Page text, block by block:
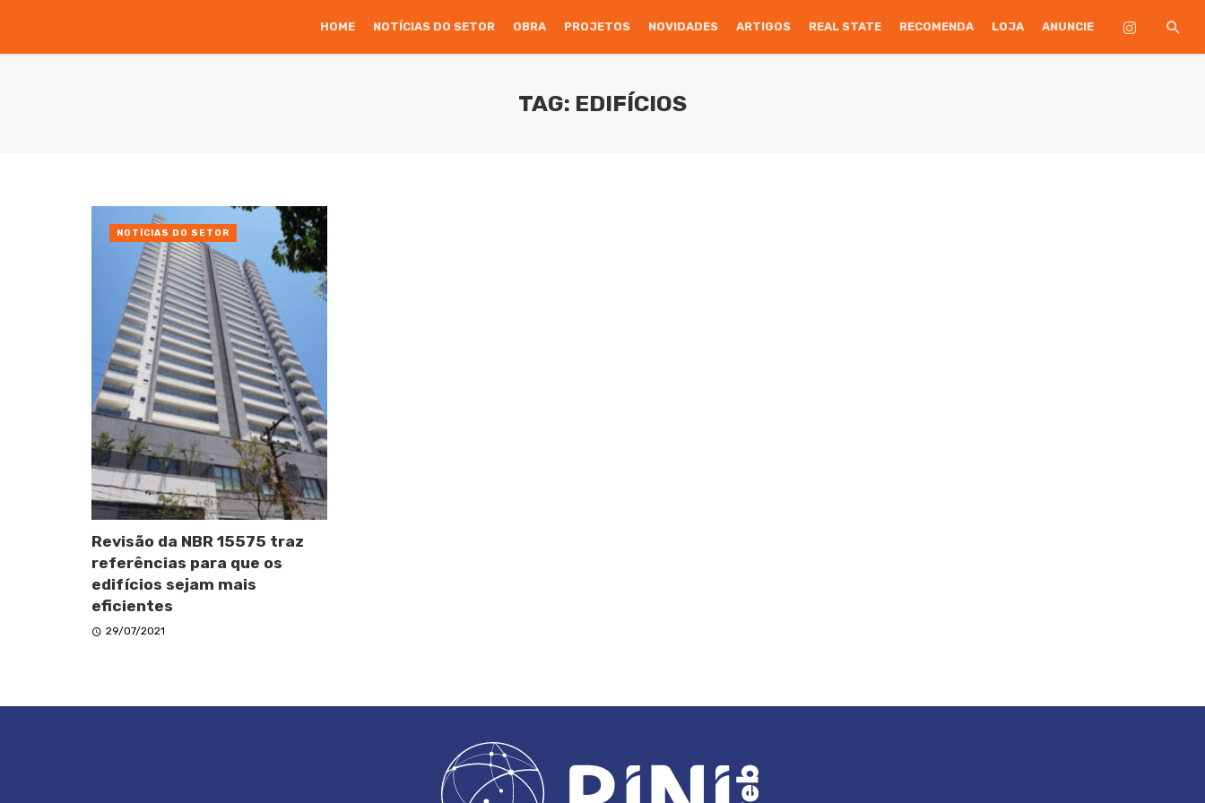
HOME NOTÍCIAS DO SETOR OBRA PROJETOS NOVIDADES ARTIGOS REAL STATE RECOMENDA LOJA ANUNCIE
TAG: EDIFÍCIOS
Revisão da NBR 15575 traz
referências para que os
edifícios sejam mais
eficientes
29/07/2021
NOTÍCIAS DO SETOR